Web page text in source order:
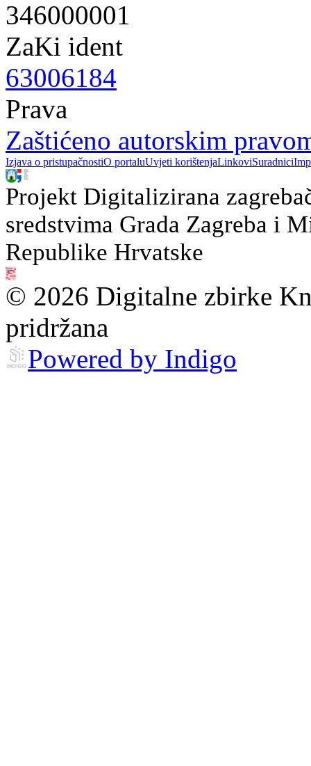
346000001
ZaKi ident
63006184
Prava
Zaštićeno autorskim
Izjava o pristupačnostiO portaluUvjeti korištenjaLinkoviSuradnici
Projekt Digitalizirana
sredstvima Grada Zagreba i
Republike Hrvatske
© 2026 Digitalne zbirke
pridržana
Powered by Indigo